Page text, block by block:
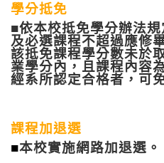
學分抵免
■依本校抵免學分辦法
及必選課程不超過應修
該抵免課程學分數未於
業學分內，且課程內容
經系所認定合格者，可
課程加退選
■本校實施網路加退選。